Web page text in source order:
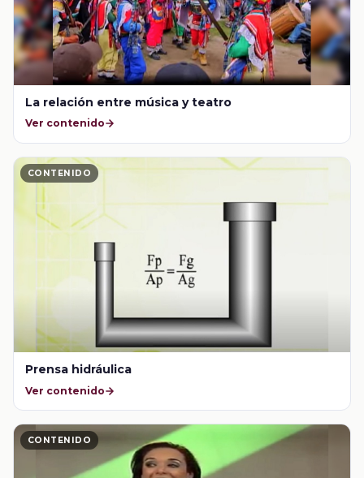
La relación entre música y teatro
Ver contenido
CONTENIDO
Prensa hidráulica
Ver contenido
CONTENIDO